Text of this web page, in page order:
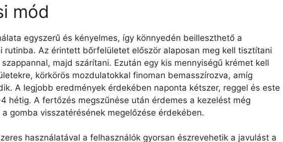
mód
egyszerű és kényelmes, így könnyedén beilleszthető a
rutinba. Az érintett bőrfelületet először alaposan meg kell tisztítani
majd szárítani. Ezután egy kis mennyiségű krémet kell
körkörös mozdulatokkal finoman bemasszírozva, amíg
A legjobb eredmények érdekében naponta kétszer, reggel és este
hétig. A fertőzés megszűnése után érdemes a kezelést még
gomba visszatérésének megelőzése érdekében.
használatával a felhasználók gyorsan észrevehetik a javulást a